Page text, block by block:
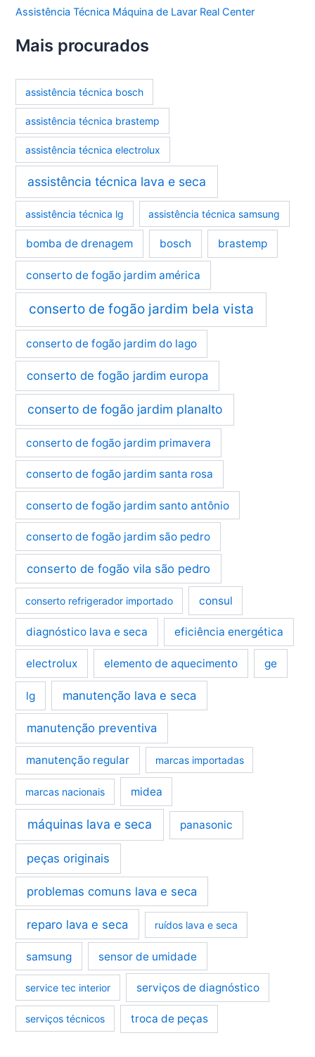
Assistência Técnica Máquina de Lavar Real Center
Mais procurados
assistência técnica bosch
assistência técnica brastemp
assistência técnica electrolux
assistência técnica lava e seca
assistência técnica lg assistência técnica samsung
bomba de drenagem bosch brastemp
conserto de fogão jardim américa
conserto de fogão jardim bela vista
conserto de fogão jardim do lago
conserto de fogão jardim europa
conserto de fogão jardim planalto
conserto de fogão jardim primavera
conserto de fogão jardim santa rosa
conserto de fogão jardim santo antônio
conserto de fogão jardim são pedro
conserto de fogão vila são pedro
conserto refrigerador importado consul
diagnóstico lava e seca eficiência energética
electrolux elemento de aquecimento ge
lg manutenção lava e seca
manutenção preventiva
manutenção regular marcas importadas
marcas nacionais midea
máquinas lava e seca panasonic
peças originais
problemas comuns lava e seca
reparo lava e seca ruídos lava e seca
samsung sensor de umidade
service tec interior serviços de diagnóstico
serviços técnicos troca de peças